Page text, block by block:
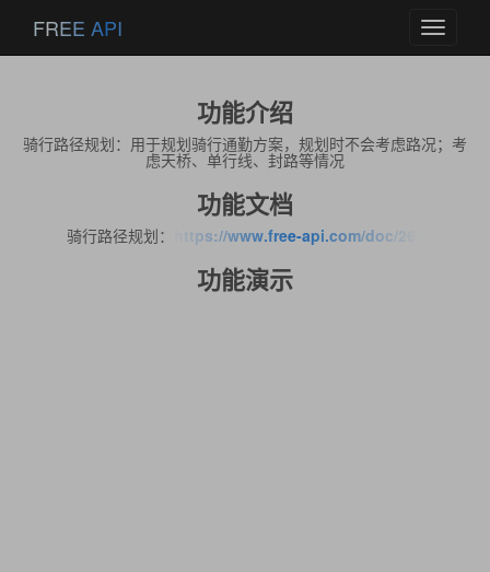
Toggle
FREE API
功能介绍
骑行路径规划：用于规划骑行通勤方案，规划时不会考虑路况；考
虑天桥、单行线、封路等情况
功能文档
骑行路径规划： https://www.free-api.com/doc/263
功能演示